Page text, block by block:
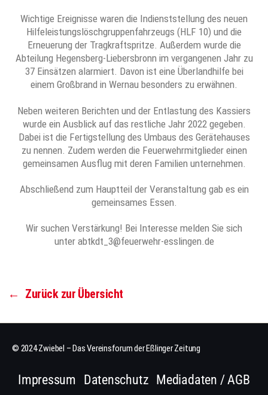
Wichtige Ereignisse waren die Indienststellung des neuen
Hilfeleistungslöschgruppenfahrzeugs (HLF 10) und die
Erneuerung der Tragkraftspritze. Außerdem wurde die
Abteilung Hegensberg-Liebersbronn im vergangenen Jahr zu
37 Einsätzen alarmiert. Davon ist eine Überlandhilfe bei
einem Großbrand in Wernau besonders zu erwähnen.
Neben weiteren Berichten und der Entlastung des Kassiers
wurde ein Ausblick auf das restliche Jahr 2022 gegeben.
Dabei ist die Fertigstellung des Umbaus des Gerätehauses
zu nennen. Zudem werden die Feuerwehrmitglieder einen
gemeinsamen Ausflug mit deren Familien unternehmen.
Abschließend zum Hauptteil der Veranstaltung gab es ein
gemeinsames Essen.
Wir suchen Verstärkung! Bei Interesse melden Sie sich
unter abtkdt_3@feuerwehr-esslingen.de
← Zurück zur Übersicht
© 2024 Zwiebel – Das Vereinsforum der Eßlinger Zeitung
Impressum Datenschutz Mediadaten / AGB